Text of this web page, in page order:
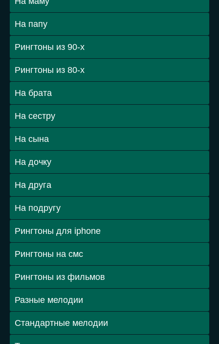
На папу
Рингтоны из 90-х
Рингтоны из 80-х
На брата
На сестру
На сына
На дочку
На друга
На подругу
Рингтоны для iphone
Рингтоны на смс
Рингтоны из фильмов
Разные мелодии
Стандартные мелодии